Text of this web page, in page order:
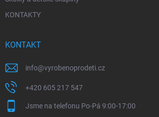
KONTAKTY
KONTAKT
info@vyrobenoprodeti.cz
+420 605 217 547
Jsme na telefonu Po-Pá 9:00-17:00